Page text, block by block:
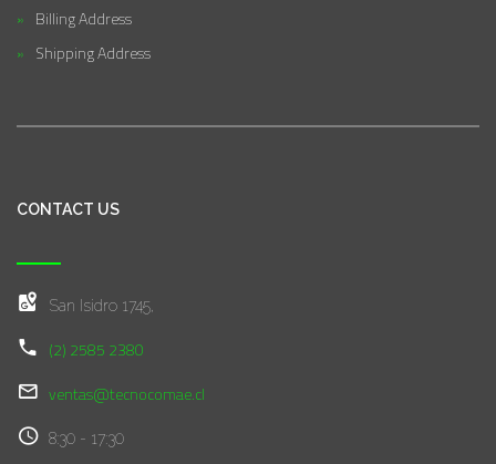
Billing Address
Shipping Address
CONTACT US
San Isidro 1745,
(2) 2585 2380
ventas@tecnocomae.cl
8:30 - 17:30